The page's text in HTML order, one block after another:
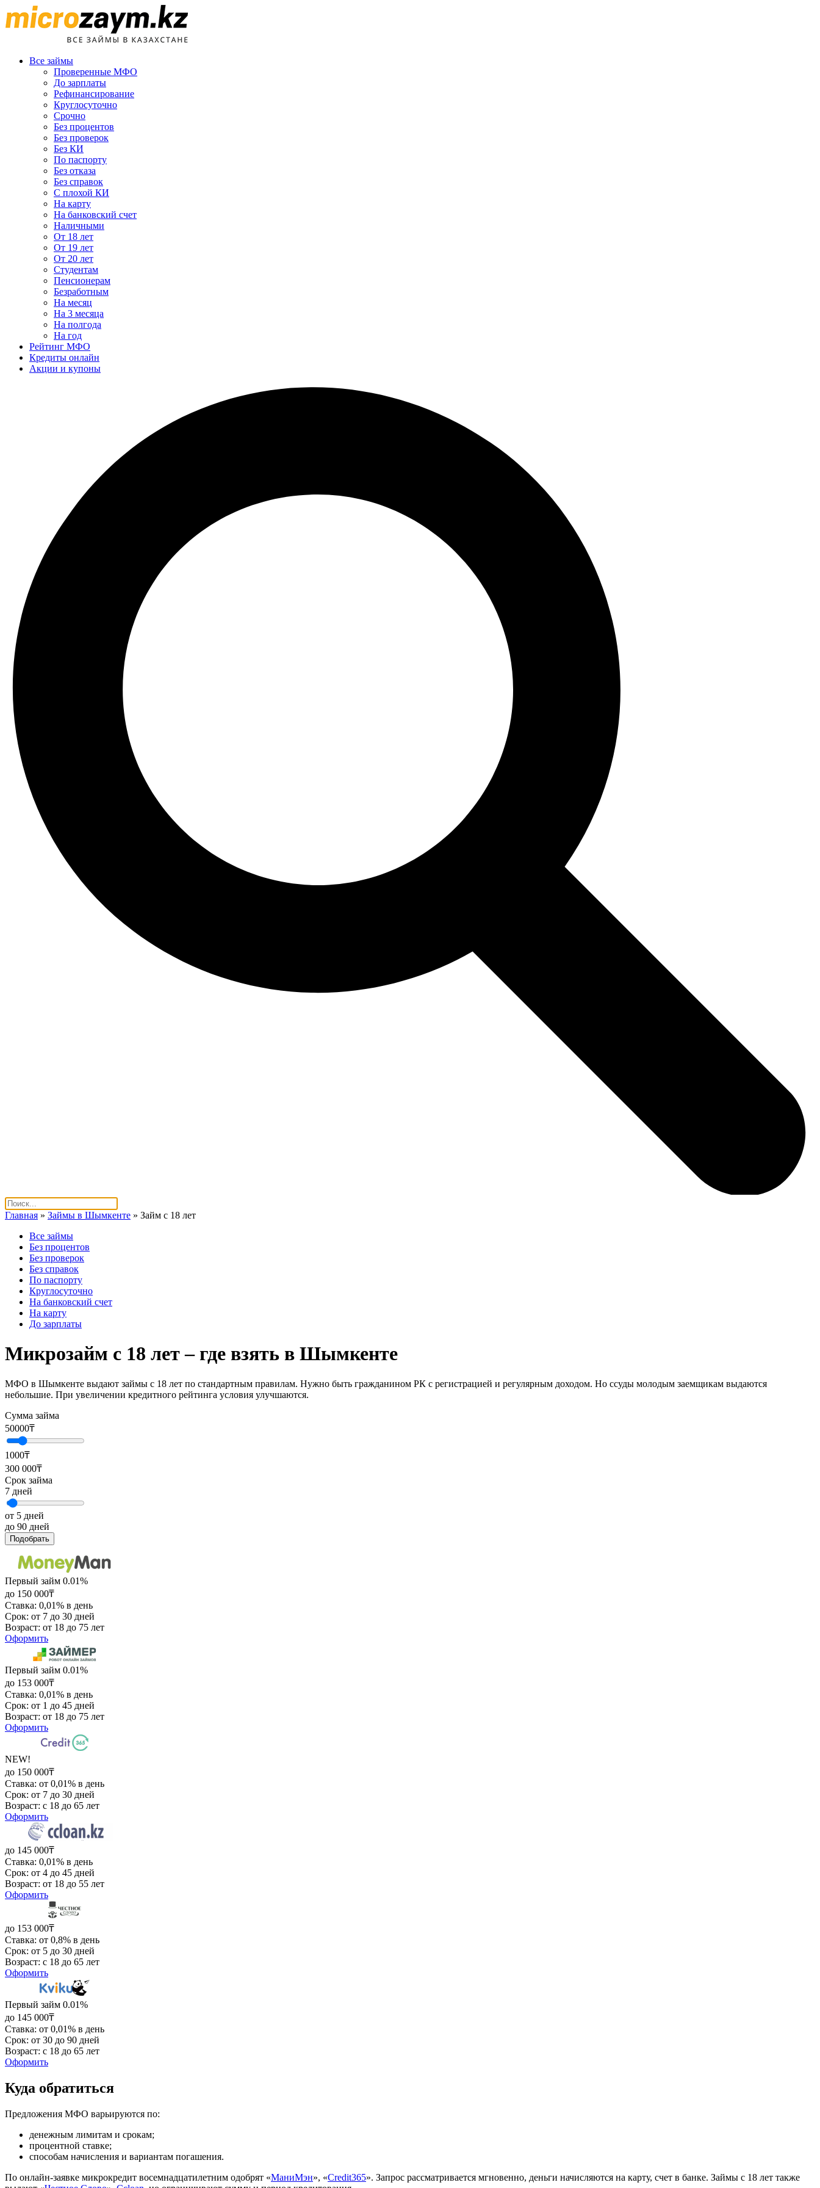
Все займы
Проверенные МФО
До зарплаты
Рефинансирование
Круглосуточно
Срочно
Без процентов
Без проверок
Без КИ
По паспорту
Без отказа
Без справок
С плохой КИ
На карту
На банковский счет
Наличными
От 18 лет
От 19 лет
От 20 лет
Студентам
Пенсионерам
Безработным
На месяц
На 3 месяца
На полгода
На год
Рейтинг МФО
Кредиты онлайн
Акции и купоны
Главная » Займы в Шымкенте » Займ с 18 лет
Все займы
Без процентов
Без проверок
Без справок
По паспорту
Круглосуточно
На банковский счет
На карту
До зарплаты
Микрозайм с 18 лет – где взять в Шымкенте
МФО в Шымкенте выдают займы с 18 лет по стандартным правилам. Нужно быть гражданином РК с регистрацией и регулярным доходом. Но ссуды молодым заемщикам выдаются
небольшие. При увеличении кредитного рейтинга условия улучшаются.
Сумма займа
50000₸
1000₸
300 000₸
Срок займа
7 дней
от 5 дней
до 90 дней
Подобрать
Первый займ 0.01%
до 150 000₸
Ставка: 0,01% в день
Срок: от 7 до 30 дней
Возраст: от 18 до 75 лет
Оформить
Первый займ 0.01%
до 153 000₸
Ставка: 0,01% в день
Срок: от 1 до 45 дней
Возраст: от 18 до 75 лет
Оформить
NEW!
до 150 000₸
Ставка: от 0,01% в день
Срок: от 7 до 30 дней
Возраст: с 18 до 65 лет
Оформить
до 145 000₸
Ставка: 0,01% в день
Срок: от 4 до 45 дней
Возраст: от 18 до 55 лет
Оформить
до 153 000₸
Ставка: от 0,8% в день
Срок: от 5 до 30 дней
Возраст: с 18 до 65 лет
Оформить
Первый займ 0.01%
до 145 000₸
Ставка: от 0,01% в день
Срок: от 30 до 90 дней
Возраст: с 18 до 65 лет
Оформить
Куда обратиться
Предложения МФО варьируются по:
денежным лимитам и срокам;
процентной ставке;
способам начисления и вариантам погашения.
По онлайн-заявке микрокредит восемнадцатилетним одобрят «МаниМэн», «Credit365». Запрос рассматривается мгновенно, деньги начисляются на карту, счет в банке. Займы с 18 лет также